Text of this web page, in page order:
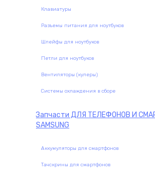
Клавиатуры
Разъемы питания для ноутбуков
Шлейфы для ноутбуков
Петли для ноутбуков
Вентиляторы (кулеры)
Системы охлаждения в сборе
Запчасти ДЛЯ ТЕЛЕФОНОВ И
SAMSUNG
Аккумуляторы для смартфонов
Тачскрины для смартфонов